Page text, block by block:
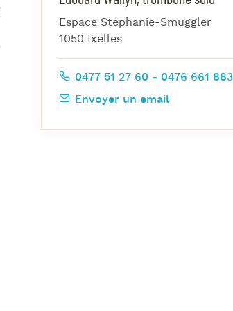
Jazz Nights
Les Midis-Jazz
Jazz & Jam at CBG
Espace Stéphanie-Smuggler
1050 Ixelles
0477 51 27 60 - 0476 661 883
Envoyer un email